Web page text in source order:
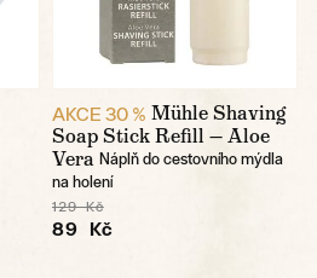
AKCE 30 % Mühle Shaving
Soap Stick Refill — Aloe
Vera Náplň do cestovního mýdla
na holení
129 Kč
89 Kč